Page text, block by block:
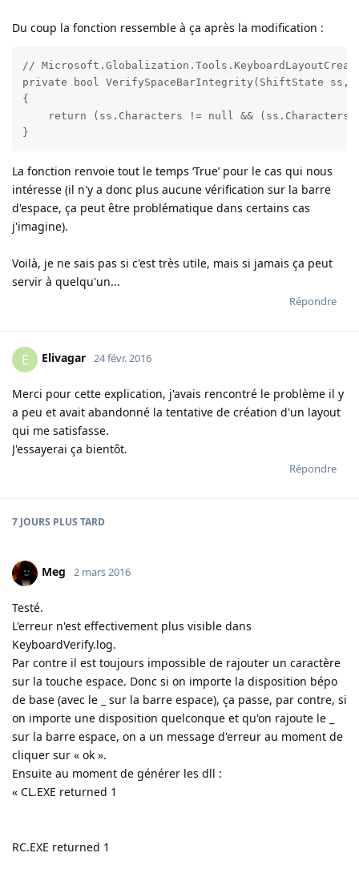
Du coup la fonction ressemble à ça après la modification :
//
private bool VerifySpaceBarIntegrity(ShiftState ss,
{
return (ss.Characters != null &&
}
La fonction renvoie tout le temps ‘True’ pour le cas qui nous
intéresse (il n'y a donc plus aucune vérification sur la barre
d'espace, ça peut être problématique dans certains cas
j'imagine).
Voilà, je ne sais pas si c'est très utile, mais si jamais ça peut
servir à quelqu'un...
Répondre
E Elivagar 24 févr. 2016
Merci pour cette explication, j'avais rencontré le problème il y
a peu et avait abandonné la tentative de création d'un layout
qui me satisfasse.
J'essayerai ça bientôt.
Répondre
7 JOURS PLUS TARD
Meg 2 mars 2016
Testé.
L'erreur n'est effectivement plus visible dans
KeyboardVerify.log.
Par contre il est toujours impossible de rajouter un caractère
sur la touche espace. Donc si on importe la disposition bépo
de base (avec le _ sur la barre espace), ça passe, par contre, si
on importe une disposition quelconque et qu'on rajoute le _
sur la barre espace, on a un message d'erreur au moment de
cliquer sur « ok ».
Ensuite au moment de générer les dll :
« CL.EXE returned 1
RC.EXE returned 1